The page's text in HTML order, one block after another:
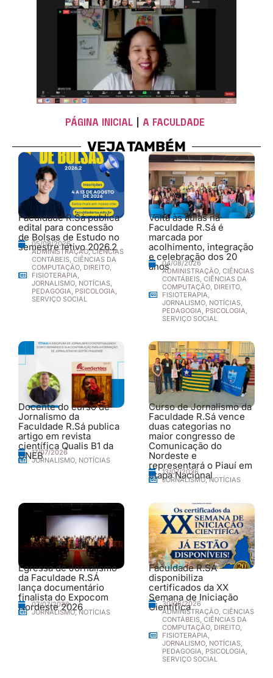
PÁGINA INICIAL A FACULDADE
VEJA TAMBÉM
Faculdade R.Sá publica
edital para concessão
de Bolsas de Estudo no
semestre letivo 2026.2
05/08/2026
ADMINISTRAÇÃO,CIÊNCIAS
CONTÁBEIS, CIÊNCIAS DA
COMPUTAÇÃO, DIREITO,
FISIOTERAPIA,
JORNALISMO, NOTÍCIAS,
PEDAGOGIA, PSICOLOGIA,
SERVIÇO SOCIAL
Volta às aulas na
Faculdade R.Sá é
marcada por
acolhimento, integração
e celebração dos 20
anos04/08/2026
ADMINISTRAÇÃO, CIÊNCIAS
CONTÁBEIS, CIÊNCIAS DA
COMPUTAÇÃO, DIREITO,
FISIOTERAPIA,
JORNALISMO, NOTÍCIAS,
PEDAGOGIA, PSICOLOGIA,
SERVIÇO SOCIAL
Docente do curso de
Jornalismo da
Faculdade R.Sá publica
artigo em revista
científica Qualis B1 da
UNEB17/07/2026
JORNALISMO, NOTÍCIAS
Curso de Jornalismo da
Faculdade R.Sá vence
duas categorias no
maior congresso de
Comunicação do
Nordeste e
representará o Piauí em
etapa Nacional
13/07/2026
JORNALISMO,NOTÍCIAS
Egressa de Jornalismo
da Faculdade R.SÁ
lança documentário
finalista do Expocom
Nordeste 2026
07/07/2026
JORNALISMO,NOTÍCIAS
Faculdade R.SÁ
disponibiliza
certificados da XX
Semana de Iniciação
Científica
30/06/2026
ADMINISTRAÇÃO, CIÊNCIAS
CONTÁBEIS, CIÊNCIAS DA
COMPUTAÇÃO, DIREITO,
FISIOTERAPIA,
JORNALISMO, NOTÍCIAS,
PEDAGOGIA, PSICOLOGIA,
SERVIÇO SOCIAL